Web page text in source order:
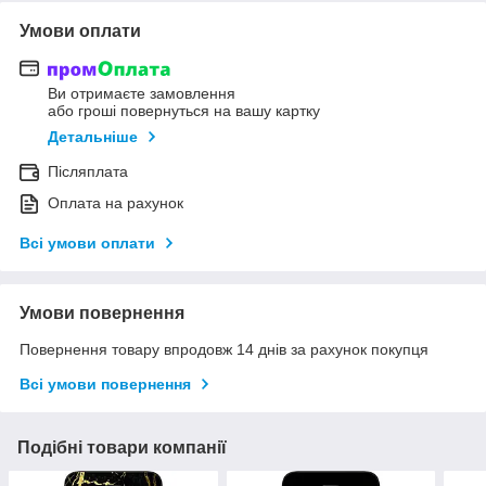
Умови оплати
Ви отримаєте замовлення
або гроші повернуться на вашу картку
Детальніше
Післяплата
Оплата на рахунок
Всі умови оплати
Умови повернення
Повернення товару впродовж 14 днів за рахунок покупця
Всі умови повернення
Подібні товари компанії